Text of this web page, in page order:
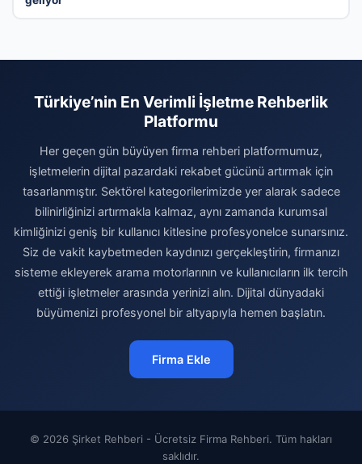
Türkiye’nin En Verimli İşletme Rehberlik
Platformu
Her geçen gün büyüyen firma rehberi platformumuz,
işletmelerin dijital pazardaki rekabet gücünü artırmak için
tasarlanmıştır. Sektörel kategorilerimizde yer alarak sadece
bilinirliğinizi artırmakla kalmaz, aynı zamanda kurumsal
kimliğinizi geniş bir kullanıcı kitlesine profesyonelce sunarsınız.
Siz de vakit kaybetmeden kaydınızı gerçekleştirin, firmanızı
sisteme ekleyerek arama motorlarının ve kullanıcıların ilk tercih
ettiği işletmeler arasında yerinizi alın. Dijital dünyadaki
büyümenizi profesyonel bir altyapıyla hemen başlatın.
Firma Ekle
© 2026 Şirket Rehberi - Ücretsiz Firma Rehberi. Tüm hakları
saklıdır.